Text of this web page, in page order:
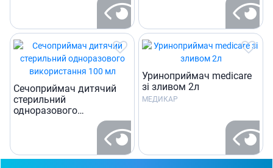
Сечоприймач дитячий
стерильний
одноразового
використання 100 мл
Уриноприймач medicare
зi зливом 2л
МЕДИКАР